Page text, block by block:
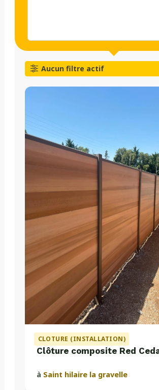
Aucun filtre actif
CLOTURE (INSTALLATION)
Clôture composite Red
à Saint hilaire la gravelle